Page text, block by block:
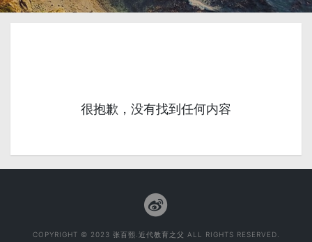
很抱歉，没有找到任何内容
COPYRIGHT © 2023 张百熙.近代教育之父 ALL RIGHTS RESERVED.